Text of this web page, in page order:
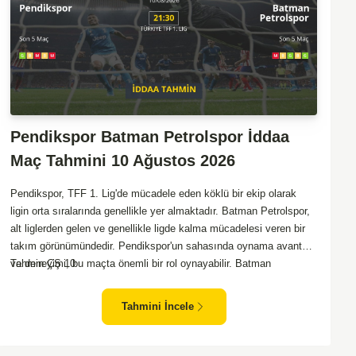
Pendikspor Batman Petrolspor İddaa
Maç Tahmini 10 Ağustos 2026
Pendikspor, TFF 1. Lig'de mücadele eden köklü bir ekip olarak
ligin orta sıralarında genellikle yer almaktadır. Batman Petrolspor,
alt liglerden gelen ve genellikle ligde kalma mücadelesi veren bir
takım görünümündedir. Pendikspor'un sahasında oynama avantajı
ve deneyimi, bu maçta önemli bir rol oynayabilir. Batman
dikkat çekiyor. Bu bağlamda, Pendikspor'un maçın kontrolünü
elinde tutma olasılığı daha yüksek. Takımların mevcut form
Tahmin ÇŞ 10
Tahmini İncele